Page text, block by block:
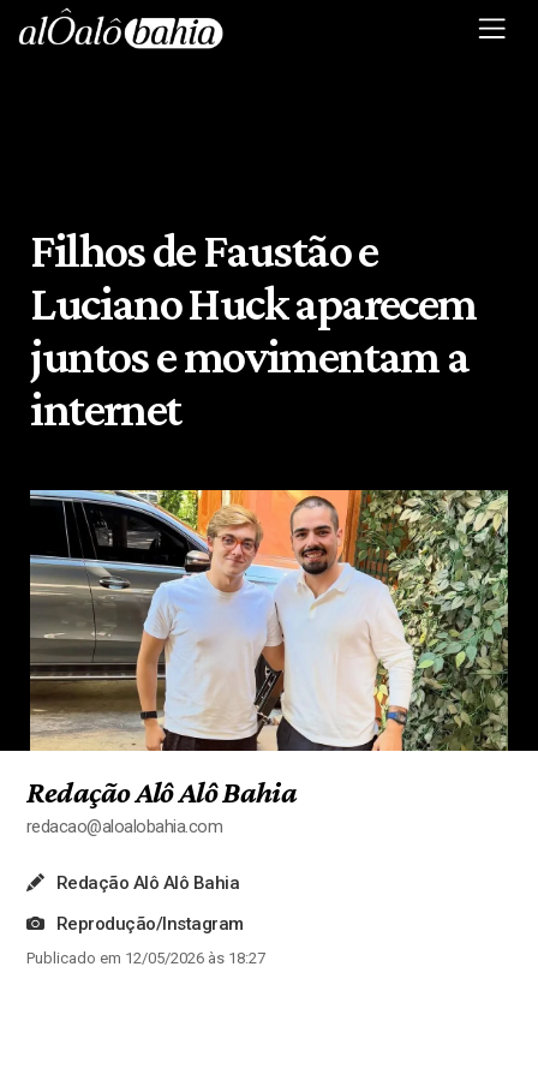
Filhos de Faustão e
Luciano Huck aparecem
juntos e movimentam a
internet
Redação Alô Alô Bahia
redacao@aloalobahia.com
Redação Alô Alô Bahia
Reprodução/Instagram
Publicado em 12/05/2026 às 18:27